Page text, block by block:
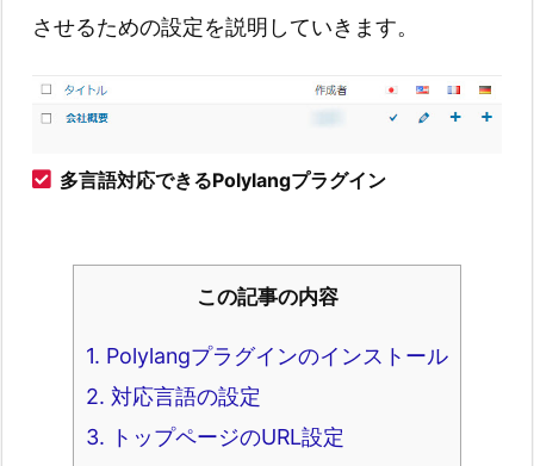
させるための設定を説明していきます。
多言語対応できるPolylangプラグイン
この記事の内容
1. Polylangプラグインのインストール
2. 対応言語の設定
3. トップページのURL設定